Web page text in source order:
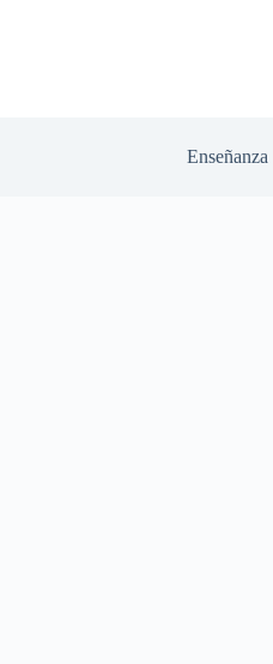
Enseñanza